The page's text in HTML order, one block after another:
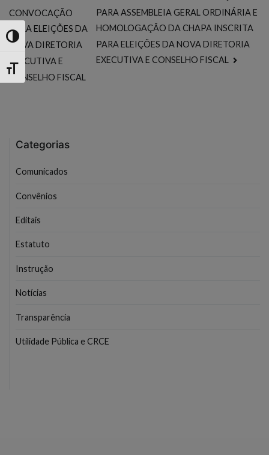
Toggle High Contrast
Toggle Font size
CONVOCAÇÃO
PARA ELEIÇÕES DA
NOVA DIRETORIA
EXECUTIVA E
CONSELHO FISCAL
PARA ASSEMBLEIA GERAL ORDINÁRIA E
HOMOLOGAÇÃO DA CHAPA INSCRITA
PARA ELEIÇÕES DA NOVA DIRETORIA
EXECUTIVA E CONSELHO FISCAL
Categorias
Comunicados
Convênios
Editais
Estatuto
Instrução
Notícias
Transparência
Utilidade Pública e CRCE